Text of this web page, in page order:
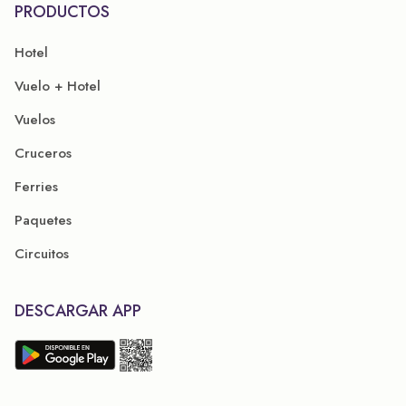
PRODUCTOS
Hotel
Vuelo + Hotel
Vuelos
Cruceros
Ferries
Paquetes
Circuitos
DESCARGAR APP